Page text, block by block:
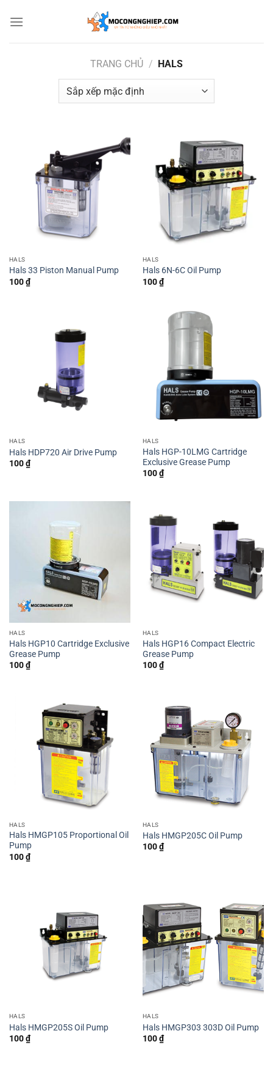
qua
TRANG CHỦ / HALS
HALS
Hals 33 Piston Manual Pump
100₫
HALS
Hals 6N-6C Oil Pump
100₫
HALS
Hals HDP720 Air Drive Pump
100₫
HALS
Hals HGP-10LMG Cartridge
Exclusive Grease Pump
100₫
HALS
Hals HGP10 Cartridge Exclusive
Grease Pump
100₫
HALS
Hals HGP16 Compact Electric
Grease Pump
100₫
HALS
Hals HMGP105 Proportional Oil
Pump
100₫
HALS
Hals HMGP205C Oil Pump
100₫
HALS
Hals HMGP205S Oil Pump
100₫
HALS
Hals HMGP303 303D Oil Pump
100₫